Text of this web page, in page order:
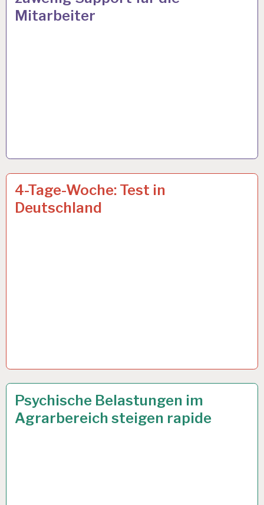
Mitarbeiter
4-
TAGE-
WOCHE…
4-Tage-Woche: Test in
Deutschland
22 SEP. 2023
12-
STUNDEN-
ARBEITSTAG…
Psychische Belastungen im
Agrarbereich steigen rapide
9 AUG. 2023